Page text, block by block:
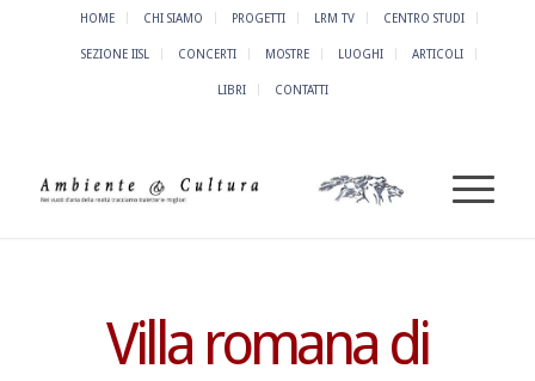
HOME CHI SIAMO PROGETTI LRM TV CENTRO STUDI
SEZIONE IISL CONCERTI MOSTRE LUOGHI ARTICOLI
LIBRI CONTATTI
Villa romana di